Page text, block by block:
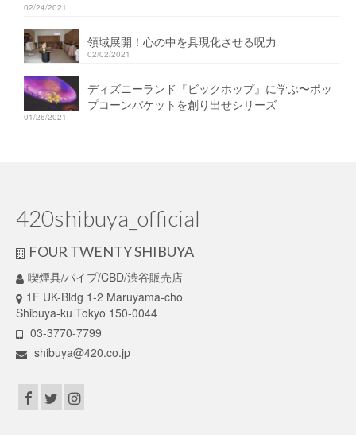
02/24/2021
領域展開！心の中を具現化させる呪力
02/02/2021
ディズニーランド『ビックホップ』に学ぶ〜ポッ
プコーンバケットを創り出せシリーズ
01/26/2021
420shibuya_official
FOUR TWENTY SHIBUYA
喫煙具/パイプ/CBD/渋谷販売店
1F UK-Bldg 1-2 Maruyama-cho
Shibuya-ku Tokyo 150-0044
03-3770-7799
shibuya@420.co.jp